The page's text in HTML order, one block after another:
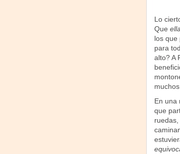
Lo
Que ella
los que
para
alto? A
En una
que